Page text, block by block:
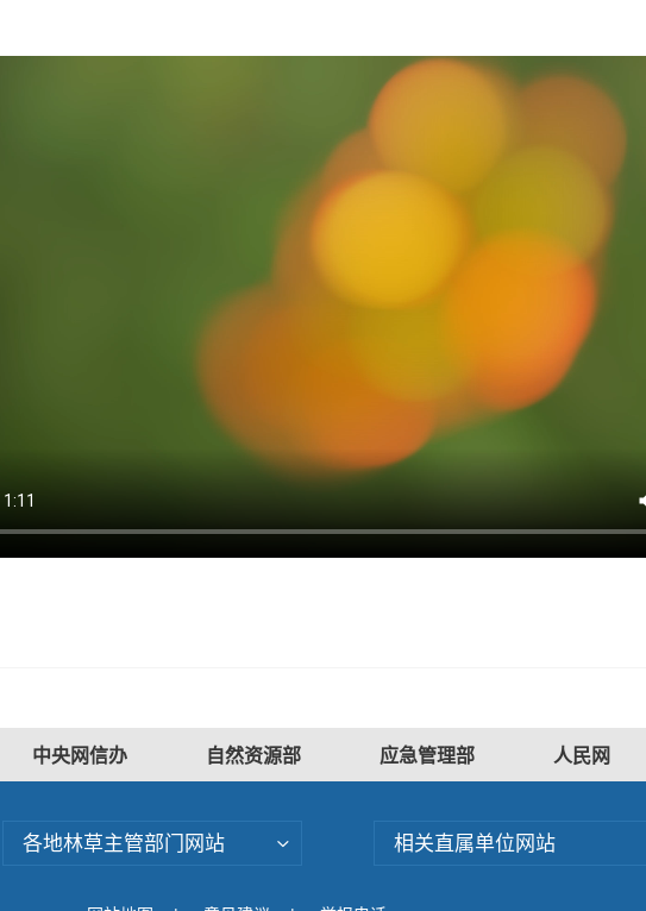
中央网信办 自然资源部 应急管理部 人民网
各地林草主管部门网站 相关直属单位网站